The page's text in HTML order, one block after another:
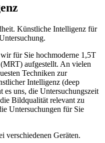
Künstliche Intelligenz für
für Sie hochmoderne 1,5T
aufgestellt. An vielen
Techniken zur
Intelligenz (deep
es uns, die Untersuchungszeit
Bildqualität relevant zu
Untersuchungen für Sie